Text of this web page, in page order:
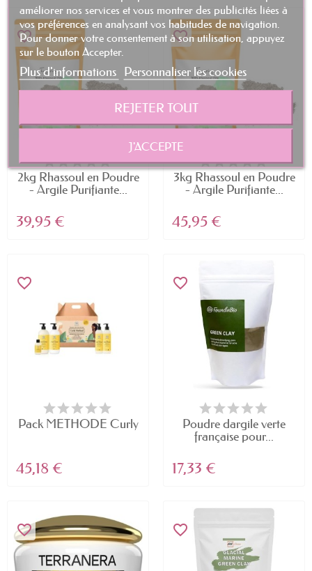
favorite_border
2kg Rhassoul en Poudre
- Argile Purifiante...
39,95 €
favorite_border
3kg Rhassoul en Poudre
- Argile Purifiante...
45,95 €
favorite_border
Pack METHODE Curly
45,18 €
favorite_border
Poudre dargile verte
française pour...
17,33 €
favorite_border favorite_border
améliorer nos services et vous montrer des publicités liées à
vos préférences en analysant vos habitudes de navigation.
Pour donner votre consentement à son utilisation, appuyez
sur le bouton Accepter.
Plus d'informations Personnaliser les cookies
REJETER TOUT
J'ACCEPTE